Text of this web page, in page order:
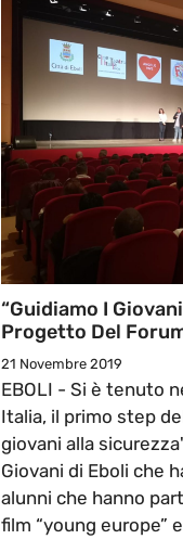
“Guidiamo I
Progetto Del
21 Novembre 2019
EBOLI - Si è tenuto
Italia, il primo step
giovani alla
Giovani di Eboli che
alunni che hanno
film “young europe”